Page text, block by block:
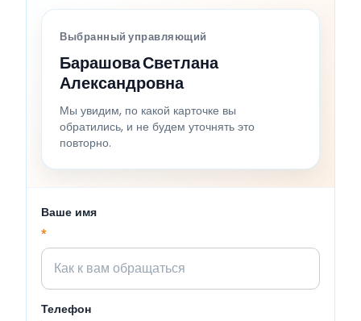
Выбранный управляющий
Барашова Светлана
Александровна
Мы увидим, по какой карточке вы
обратились, и не будем уточнять это
повторно.
Ваше имя
*
Телефон